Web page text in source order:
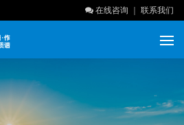
在线咨询 联系我们